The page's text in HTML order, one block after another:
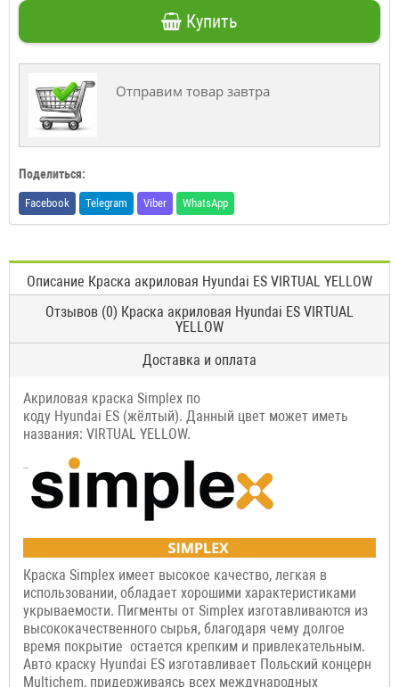
Купить
Отправим товар завтра
Поделиться:
Facebook Telegram Viber WhatsApp
Описание Краска акриловая Hyundai ES VIRTUAL YELLOW
Отзывов (0) Краска акриловая Hyundai ES VIRTUAL
YELLOW
Доставка и оплата
Акриловая краска Simplex по
коду Hyundai ES (жёлтый). Данный цвет может иметь
названия: VIRTUAL YELLOW.
Краска Simplex имеет высокое качество, легкая в
использовании, обладает хорошими характеристиками
укрываемости. Пигменты от Simplex изготавливаются из
высококачественного сырья, благодаря чему долгое
время покрытие остается крепким и привлекательным.
Авто краску Hyundai ES изготавливает Польский концерн
Multichem, придерживаясь всех международных